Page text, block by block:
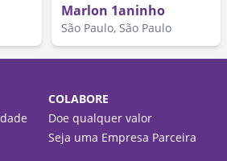
Marlon 1aninho
São Paulo, São Paulo
COLABORE
Doe qualquer valor
Seja uma Empresa Parceira